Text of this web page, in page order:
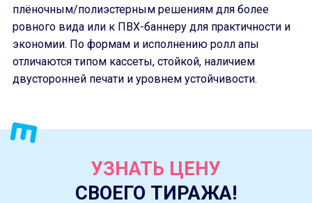
плёночным/полиэстерным решениям для более
ровного вида или к ПВХ-баннеру для практичности и
экономии. По формам и исполнению ролл апы
отличаются типом кассеты, стойкой, наличием
двусторонней печати и уровнем устойчивости.
УЗНАТЬ ЦЕНУ
СВОЕГО ТИРАЖА!